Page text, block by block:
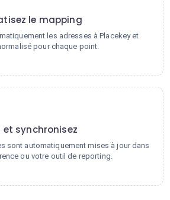
le mapping
les adresses à Placekey et
pour chaque point.
et synchronisez
sont automatiquement mises à jour dans
ou votre outil de reporting.